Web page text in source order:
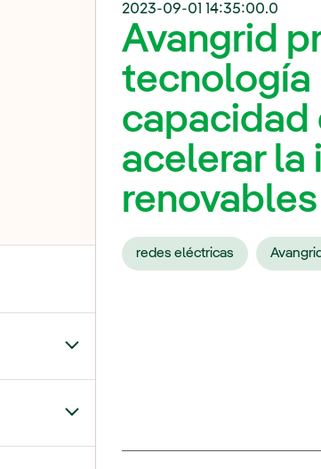
Alternar el submenú para Nuestras
Alternar el submenú para
2023-09-01 14:35:00.0
Avangrid
tecnología
capacidad
acelerar la
renovables
redes eléctricas Avangrid